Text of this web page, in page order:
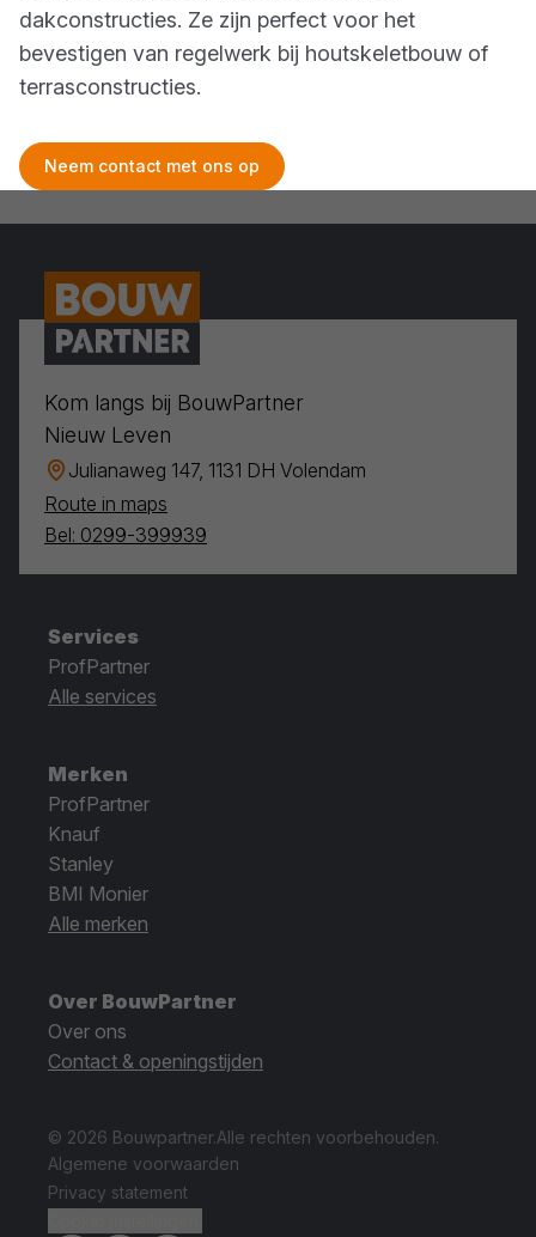
dakconstructies. Ze zijn perfect voor het
bevestigen van regelwerk bij houtskeletbouw of
terrasconstructies.
Neem contact met ons op
Kom langs bij BouwPartner
Nieuw Leven
Julianaweg 147, 1131 DH Volendam
Route in maps
Bel: 0299-399939
Services
ProfPartner
Alle services
Merken
ProfPartner
Knauf
Stanley
BMI Monier
Alle merken
Over BouwPartner
Over ons
Contact & openingstijden
© 2026 Bouwpartner.Alle rechten voorbehouden.
Algemene voorwaarden
Privacy statement